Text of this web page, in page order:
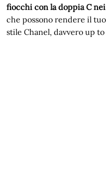
fiocchi con la doppia C
che possono rendere il
stile Chanel, davvero up to